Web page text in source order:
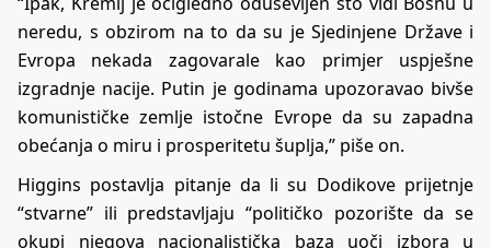
neredu, s obzirom na to da su je Sjedinjene Države i
Evropa nekada zagovarale kao primjer uspješne
izgradnje nacije. Putin je godinama upozoravao bivše
komunističke zemlje istočne Evrope da su zapadna
obećanja o miru i prosperitetu šuplja,” piše on.
Higgins postavlja pitanje da li su Dodikove prijetnje
“stvarne” ili predstavljaju “političko pozorište da se
okupi njegova nacionalistička baza uoči izbora u